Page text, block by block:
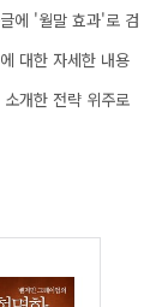
에 '월말 효과'로 검
대한 자세한 내용
개한 전략 위주로